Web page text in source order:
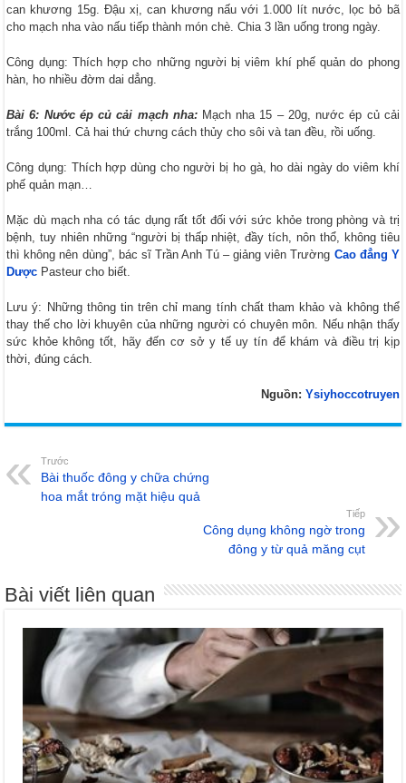
can khương 15g. Đậu xị, can khương nấu với 1.000 lít nước, lọc bỏ bã
cho mạch nha vào nấu tiếp thành món chè. Chia 3 lần uống trong ngày.
Công dụng: Thích hợp cho những người bị viêm khí phế quản do phong
hàn, ho nhiều đờm dai dẳng.
Bài 6: Nước ép củ cải mạch nha:Mạch nha 15 – 20g, nước ép củ cải
trắng 100ml. Cả hai thứ chưng cách thủy cho sôi và tan đều, rồi uống.
Công dụng: Thích hợp dùng cho người bị ho gà, ho dài ngày do viêm khí
phế quản mạn…
Mặc dù mạch nha có tác dụng rất tốt đối với sức khỏe trong phòng và trị
bệnh, tuy nhiên những “người bị thấp nhiệt, đầy tích, nôn thổ, không tiêu
thì không nên dùng”, bác sĩ Trần Anh Tú – giảng viên Trường Cao đẳng Y
Dược Pasteur cho biết.
Lưu ý: Những thông tin trên chỉ mang tính chất tham khảo và không thể
thay thế cho lời khuyên của những người có chuyên môn. Nếu nhận thấy
sức khỏe không tốt, hãy đến cơ sở y tế uy tín để khám và điều trị kịp
thời, đúng cách.
Nguồn: Ysiyhoccotruyen
Trước
Bài thuốc đông y chữa chứng
hoa mắt tróng mặt hiệu quả
Tiếp
Công dụng không ngờ trong
đông y từ quả măng cụt
Bài viết liên quan